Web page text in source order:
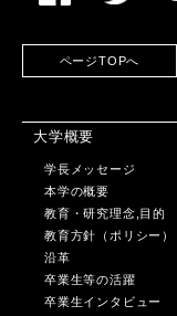
ページTOPへ
大学概要
学長メッセージ
本学の概要
教育・研究理念,目的
教育方針（ポリシー）
沿革
卒業生等の活躍
卒業生インタビュー